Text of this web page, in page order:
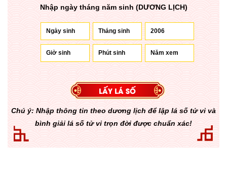
Nhập ngày tháng năm sinh (DƯƠNG LỊCH)
Chú ý: Nhập thông tin theo dương lịch để lập lá số tử vi và
bình giải lá số tử vi trọn đời được chuẩn xác!